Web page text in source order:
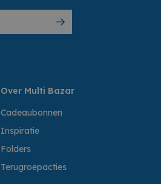
Over Multi Bazar
Cadeaubonnen
Inspiratie
Folders
Terugroepacties